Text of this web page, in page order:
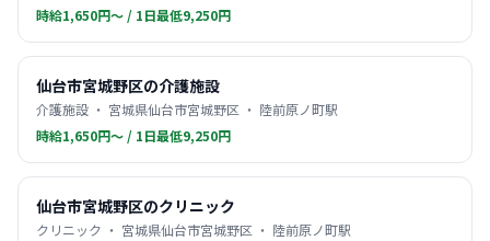
時給1,650円〜 / 1日最低9,250円
仙台市宮城野区の介護施設
介護施設 ・ 宮城県仙台市宮城野区 ・ 陸前原ノ町駅
時給1,650円〜 / 1日最低9,250円
仙台市宮城野区のクリニック
クリニック ・ 宮城県仙台市宮城野区 ・ 陸前原ノ町駅